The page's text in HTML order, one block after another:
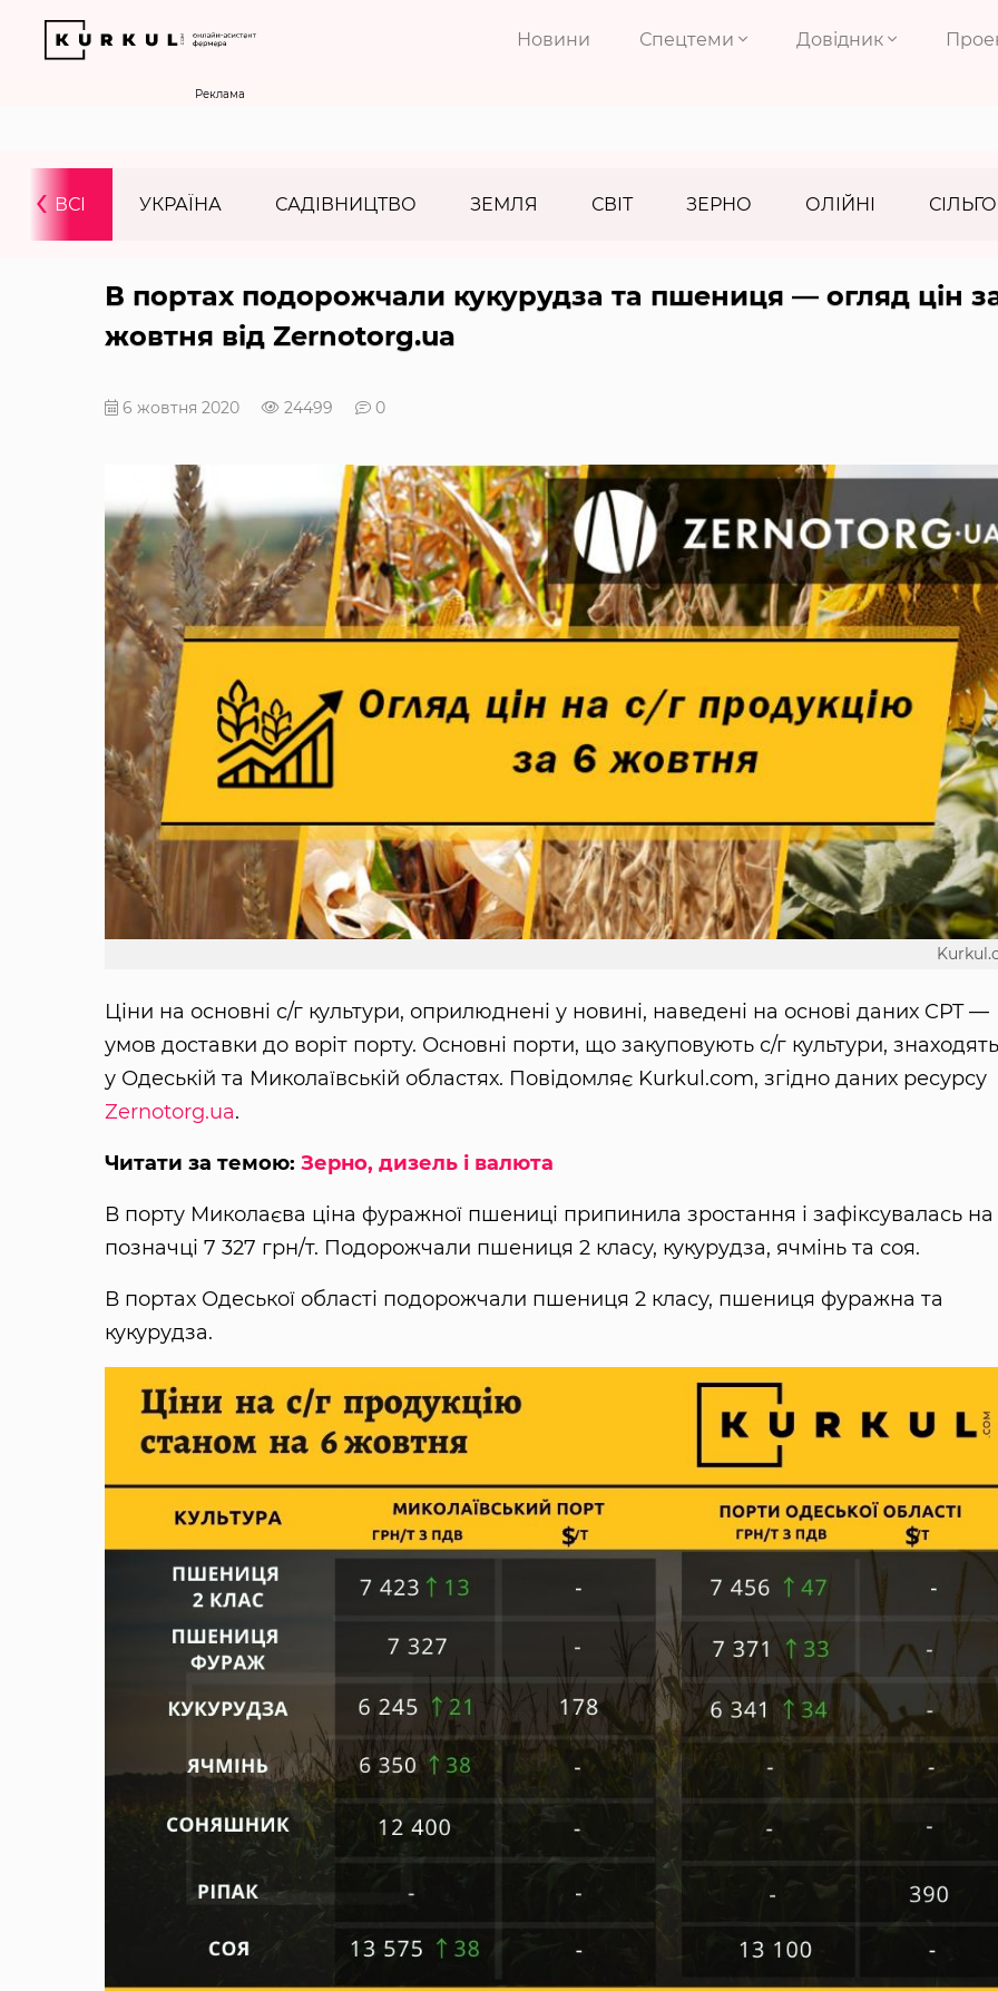
Новини Спецтеми Довідник
Реклама
ВСІ УКРАЇНА САДІВНИЦТВО ЗЕМЛЯ СВІТ ЗЕРНО ОЛІЙНІ
‹
В портах подорожчали кукурудза та пшениця — огляд цін
жовтня від Zernotorg.ua
6 жовтня 2020 24499 0
Ціни на основні с/г культури, оприлюднені у новині, наведені на основі даних CPT —
умов доставки до воріт порту. Основні порти, що закуповують с/г культури,
у Одеській та Миколаївській областях. Повідомляє Kurkul.com, згідно даних ресурсу
Zernotorg.ua.
Читати за темою: Зерно, дизель і валюта
В порту Миколаєва ціна фуражної пшениці припинила зростання і зафіксувалась на
позначці 7 327 грн/т. Подорожчали пшениця 2 класу, кукурудза, ячмінь та соя.
В портах Одеської області подорожчали пшениця 2 класу, пшениця фуражна та
кукурудза.